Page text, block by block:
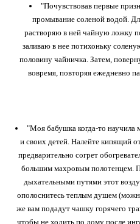
"Почувствовав первые
промывание соленой водой.
растворяю в ней чайную ложку
заливаю в нее потихоньку
половину чайничка. Затем,
вовремя, повторяя ежедневно
"Моя бабушка когда-то научила
и своих детей. Налейте кипящий
предварительно согрет
большим махровым полотенцем.
дыхательными путями этот
ополоснитесь теплым душем
же вам подадут чашку горячего
чтобы не ходить по дому после